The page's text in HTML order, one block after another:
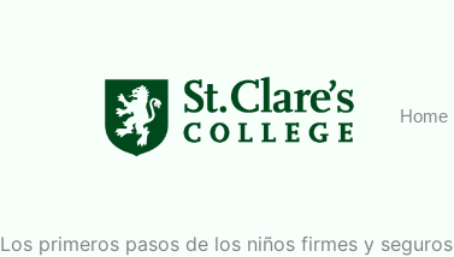
Home
Los primeros pasos de los niños firmes y seguros